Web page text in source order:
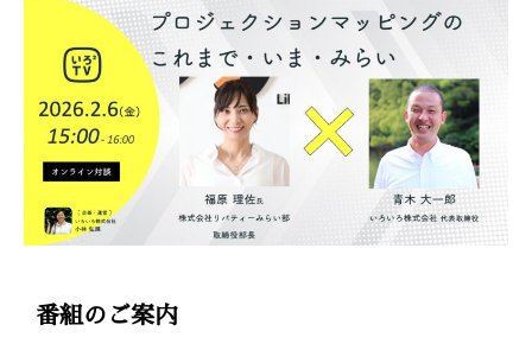
番組のご案内